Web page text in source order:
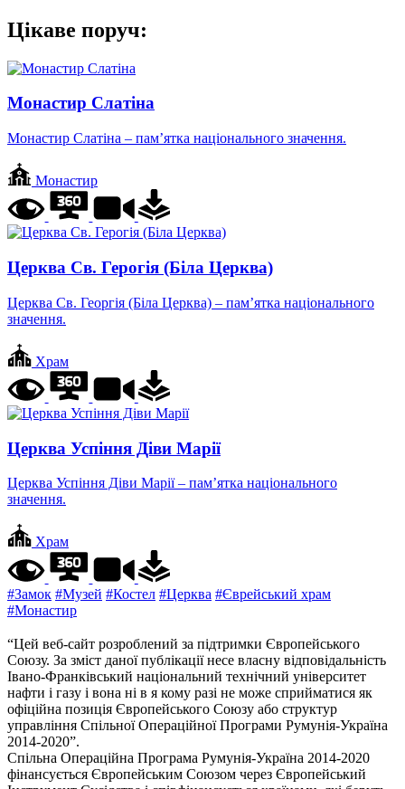
Цікаве поруч:
Монастир Слатіна
Монастир Слатіна – пам’ятка національного значення.
Монастир
Церква Св. Герогія (Біла Церква)
Церква Св. Георгія (Біла Церква) – пам’ятка національного
значення.
Храм
Церква Успіння Діви Марії
Церква Успіння Діви Марії – пам’ятка національного
значення.
Храм
#Замок #Музей #Костел #Церква #Єврейський храм
#Монастир
“Цей веб-сайт розроблений за підтримки Європейського
Союзу. За зміст даної публікації несе власну відповідальність
Івано-Франківський національний технічний університет
нафти і газу і вона ні в я кому разі не може сприйматися як
офіційна позиція Європейського Союзу або структур
управління Спільної Операційної Програми Румунія-Україна
2014-2020”.
Спільна Операційна Програма Румунія-Україна 2014-2020
фінансується Європейським Союзом через Європейський